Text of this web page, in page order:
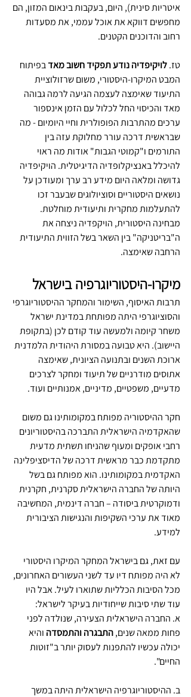
איטריות סינית), היום, בעקבות בינאום המזון, הם
מחפשים דווקא את אוכל עממי, את מסעדות
רחוב והדוכנים הקטנים.
טז. לויקיפדיה נודע תפקיד חשוב מאד בפיתוח
המבט המיקרו-היסטורי, משום שרזולוציית
התיעוד שאימצה לעצמה הגיעה לרמה גבוהה
מאד והכיסוי החל לכלול עם הזמן אינספור
ערכים מהתרבות הפופולרית וחיי היומיום - מה
שבראשית דרכה עורר מחלוקת עזה בין
התורמים ו"קמוטי הגבות" אודות מה ראוי
להיכלל באנציקלופדיה הדיגיטלית. הויקיפדיה
גדושה ומלאה היום מידע רב ערך ומעודכן על
נושאים היסטוריים וסוציולוגים שבעבר זכו
להתעלמות מחקרית ותיעודית מוחלטת.
מבחינה היסטורית, הויקפדיה ניצחה את
ה"בריטניקה" בין השאר בשל הזווית התיעודית
הרחבה שאימצה.
מיקרו-היסטוריוגרפיה בישראל
תרבות האיסוף, השימור והמחקר ההיסטוריוגרפי
והסוציוגרפי היתה מפותחת במדינת ישראל
משחר קיומה ולמעשה עוד קודם לכן (בתקופת
היישוב). היא טבועה במסורת היהודית הלמדנית
ארוכת השנים ובתנועה הציונית, שאימצה
אתוסים מודרניים של תיעוד ומחקר לצרכים
מדעיים, משפטיים, מדיניים, אמנותיים ועוד.
חקר ההיסטוריה מפותח במקומותינו גם משום
שהאקדמיה הישראלית התברכה בהיסטוריונים
רחבי אופקים ומעוף שהניחו תשתית מדעית
מתקדמת כבר מראשית דרכה של הדיסציפלינה
האקדמית במקומותינו. הוא מפותח גם בשל
היותה של החברה הישראלית סקרנית, חקרנית
ודמוקרטית ביסודה – חברה דינמית, המחשיבה
מאוד את ערכי השקיפות והנגישות הציבורית
למידע.
עם זאת, גם בישראל המחקר המיקרו היסטורי
לא היה מפותח דיו עד לשני העשורים האחרונים,
מכל הסיבות הכלליות שתוארו לעיל. אבל היו
עוד שתי סיבות שייחודיות בעיקר לישראל:
א. החברה הישראלית הצעירה, שנולדה לפני
פחות ממאה שנים, התבגרה והתמסדה והיא
יכולה עכשיו להתפנות לעסוק יותר ב"זוטות
החיים".
ב. ההיסטוריוגרפיה הישראלית היתה במשך